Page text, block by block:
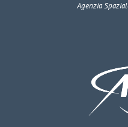
Agenzia